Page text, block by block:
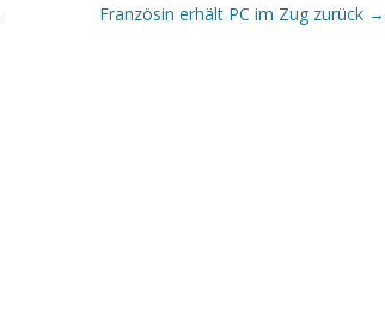
Französin erhält PC im Zug zurück →